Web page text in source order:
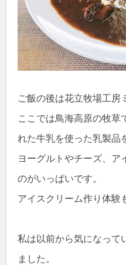
ご飯の後は花立牧場工房
ここでは鳥海高原の牧草
れた牛乳を使った乳製品
ヨーグルトやチーズ、ア
のがいっぱいです。
アイスクリーム作り体験
私は以前から気になって
ました。